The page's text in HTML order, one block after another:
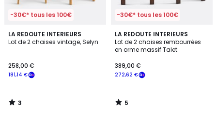
-30€* tous les 100€
LA REDOUTE INTERIEURS
Lot de 2 chaises vintage, Selyn
181,14 €
258,00 €
3
/
3
/
-30€* tous les 100€
LA REDOUTE INTERIEURS
Lot de 2 chaises rembourrées
en orme massif Talet
272,62 €
389,00 €
5
/
5
5
/